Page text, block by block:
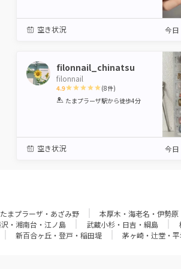
空き状況 今日
filonnail_chinatsu
filonnail
4.9
1 2 3 4 5
(8件)
たまプラーザ駅から徒歩4分
空き状況 今日
たまプラーザ・あざみ野 本厚木・海老名・伊勢原
・湘南台・江ノ島
武蔵小杉・日吉・綱島
新百合ヶ丘・登戸・稲田堤
茅ヶ崎・辻堂・